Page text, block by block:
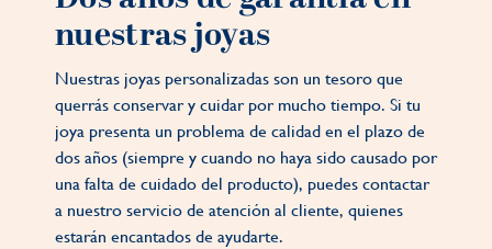
nuestras joyas
Nuestras joyas personalizadas son un tesoro que
querrás conservar y cuidar por mucho tiempo. Si tu
joya presenta un problema de calidad en el plazo de
dos años (siempre y cuando no haya sido causado por
una falta de cuidado del producto), puedes contactar
a nuestro servicio de atención al cliente, quienes
estarán encantados de ayudarte.